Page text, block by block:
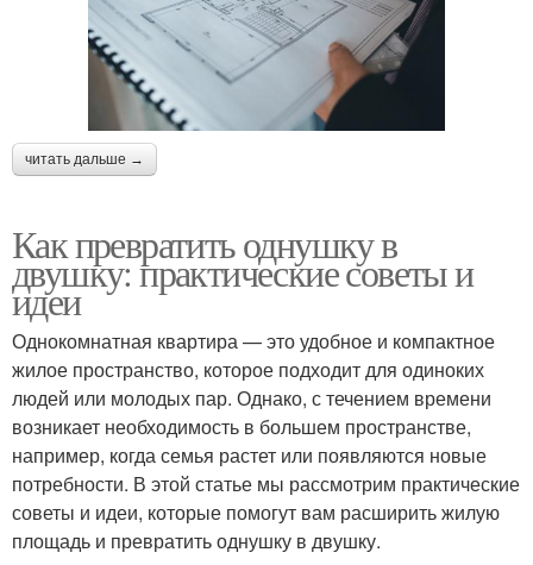
читать дальше →
Как превратить однушку в
двушку: практические советы и
идеи
Однокомнатная квартира — это удобное и компактное
жилое пространство, которое подходит для одиноких
людей или молодых пар. Однако, с течением времени
возникает необходимость в большем пространстве,
например, когда семья растет или появляются новые
потребности. В этой статье мы рассмотрим практические
советы и идеи, которые помогут вам расширить жилую
площадь и превратить однушку в двушку.